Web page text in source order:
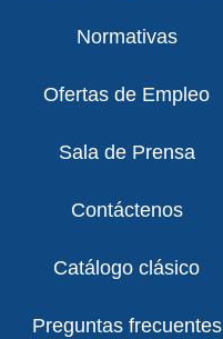
Normativas
Ofertas de Empleo
Sala de Prensa
Contáctenos
Catálogo clásico
Preguntas frecuentes